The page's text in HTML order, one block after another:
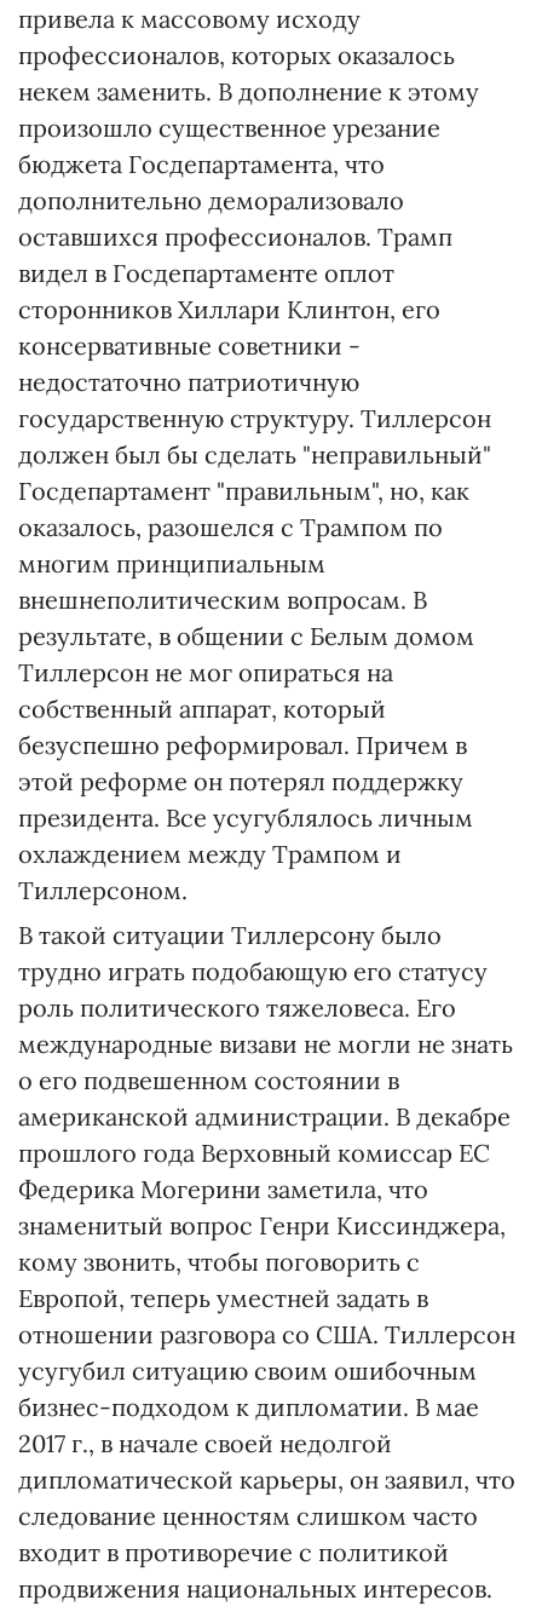
привела к массовому исходу
профессионалов, которых оказалось
некем заменить. В дополнение к этому
произошло существенное урезание
бюджета Госдепартамента, что
дополнительно деморализовало
оставшихся профессионалов. Трамп
видел в Госдепартаменте оплот
сторонников Хиллари Клинтон, его
консервативные советники -
недостаточно патриотичную
государственную структуру. Тиллерсон
должен был бы сделать "неправильный"
Госдепартамент "правильным", но, как
оказалось, разошелся с Трампом по
многим принципиальным
внешнеполитическим вопросам. В
результате, в общении с Белым домом
Тиллерсон не мог опираться на
собственный аппарат, который
безуспешно реформировал. Причем в
этой реформе он потерял поддержку
президента. Все усугублялось личным
охлаждением между Трампом и
Тиллерсоном.
В такой ситуации Тиллерсону было
трудно играть подобающую его статусу
роль политического тяжеловеса. Его
международные визави не могли не знать
о его подвешенном состоянии в
американской администрации. В декабре
прошлого года Верховный комиссар ЕС
Федерика Могерини заметила, что
знаменитый вопрос Генри Киссинджера,
кому звонить, чтобы поговорить с
Европой, теперь уместней задать в
отношении разговора со США. Тиллерсон
усугубил ситуацию своим ошибочным
бизнес-подходом к дипломатии. В мае
2017 г., в начале своей недолгой
дипломатической карьеры, он заявил, что
следование ценностям слишком часто
входит в противоречие с политикой
продвижения национальных интересов.